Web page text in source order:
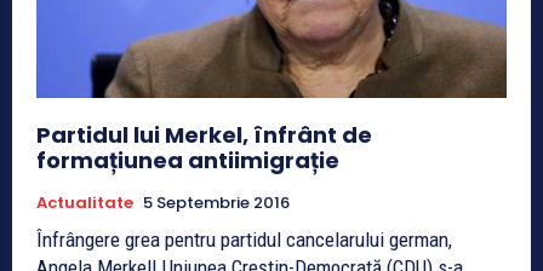
Partidul lui Merkel, înfrânt de
formațiunea antiimigrație
Actualitate 5 Septembrie 2016
Înfrângere grea pentru partidul cancelarului german,